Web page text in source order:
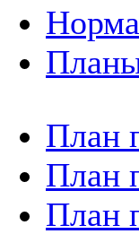
План
План
План